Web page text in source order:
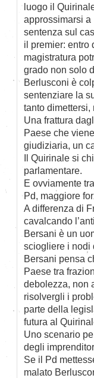
luogo il
approssimarsi
sentenza sul
il premier: entro
magistratura
grado non solo
Berlusconi è
sentenziare la
tanto
Una frattura
Paese che
giudiziaria, un
Il Quirinale si
parlamentare.
E ovviamente
Pd, maggiore
A differenza di
cavalcando
Bersani è un
sciogliere i nodi
Bersani pensa
Paese tra
debolezza, non
risolvergli i
parte della
futura al
Uno scenario
degli
Se il Pd
malato